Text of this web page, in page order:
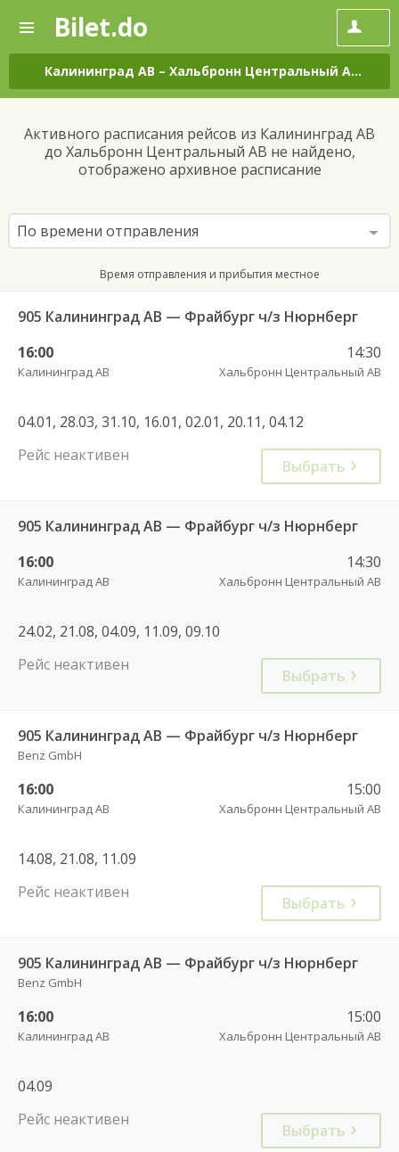
—
Поиск
и
покупка
билетов
автобус
онлайн
Bilet.do
Калининград АВ – Хальбронн Центральный АВ
Активного расписания рейсов из Калининград АВ
до Хальбронн Центральный АВ не найдено,
отображено архивное расписание
По времени отправления
Время отправления и прибытия местное
905 Калининград АВ — Фрайбург ч/з Нюрнберг
16:00
Калининград АВ
14:30
Хальбронн Центральный АВ
04.01, 28.03, 31.10, 16.01, 02.01, 20.11, 04.12
Рейс неактивен
Выбрать
905 Калининград АВ — Фрайбург ч/з Нюрнберг
16:00
Калининград АВ
14:30
Хальбронн Центральный АВ
24.02, 21.08, 04.09, 11.09, 09.10
Рейс неактивен
Выбрать
905 Калининград АВ — Фрайбург ч/з Нюрнберг
Benz GmbH
16:00
Калининград АВ
15:00
Хальбронн Центральный АВ
14.08, 21.08, 11.09
Рейс неактивен
Выбрать
905 Калининград АВ — Фрайбург ч/з Нюрнберг
Benz GmbH
16:00
Калининград АВ
15:00
Хальбронн Центральный АВ
04.09
Рейс неактивен
Выбрать